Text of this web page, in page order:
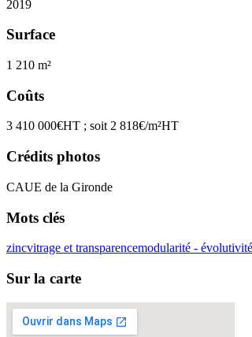
2019
Surface
1 210 m²
Coûts
3 410 000€HT ; soit 2 818€/m²HT
Crédits photos
CAUE de la Gironde
Mots clés
zincvitrage et transparencemodularité - évolutivité
Sur la carte